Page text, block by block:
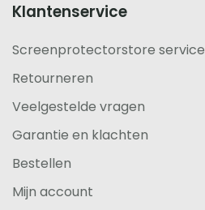
Klantenservice
Screenprotectorstore service
Retourneren
Veelgestelde vragen
Garantie en klachten
Bestellen
Mijn account